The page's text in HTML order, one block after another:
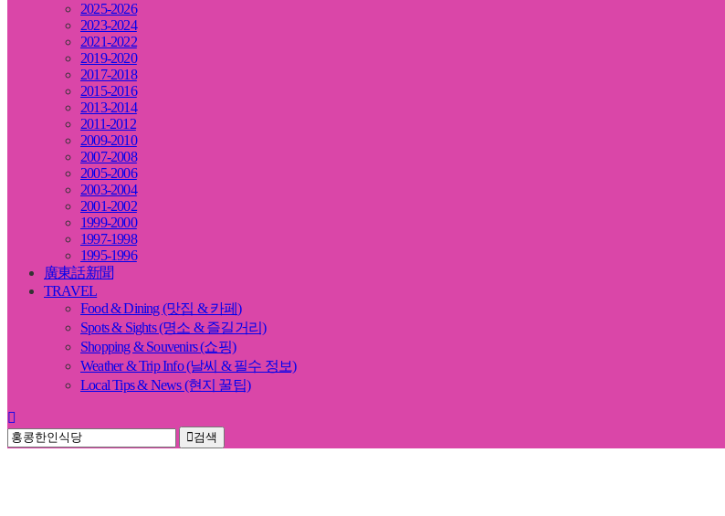
2025-2026
2023-2024
2021-2022
2019-2020
2017-2018
2015-2016
2013-2014
2011-2012
2009-2010
2007-2008
2005-2006
2003-2004
2001-2002
1999-2000
1997-1998
1995-1996
廣東話新聞
TRAVEL
Food & Dining (맛집 & 카페)
Spots & Sights (명소 & 즐길거리)
Shopping & Souvenirs (쇼핑)
Weather & Trip Info (날씨 & 필수 정보)
Local Tips & News (현지 꿀팁)
검색